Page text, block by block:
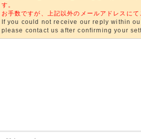
す。
お手数ですが、上記以外のメールアドレスにて
If you could not receive our reply within
please contact us after confirming your